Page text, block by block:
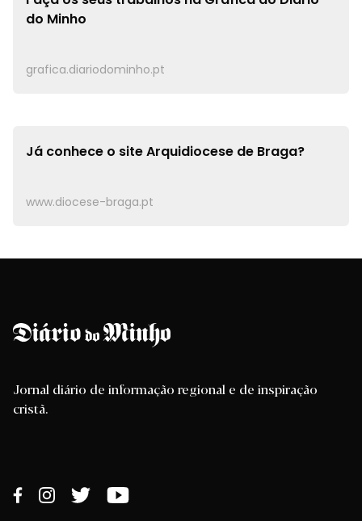
do Minho
grafica.diariodominho.pt
Já conhece o siteArquidiocese de Braga?
www.diocese-braga.pt
Jornal diário de informação regional e de inspiração
cristã.